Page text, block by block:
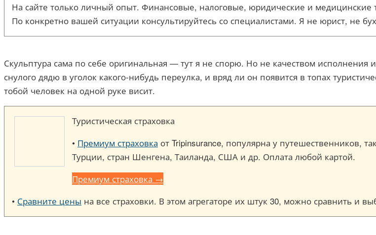
На сайте только личный опыт. Финансовые, налоговые, юридические и медицинские
По конкретно вашей ситуации консультируйтесь со специалистами. Я не юрист, не
Скульптура сама по себе оригинальная — тут я не спорю. Но не качеством
снулого дядю в уголок какого-нибудь переулка, и вряд ли он появится в топах
тобой человек на одной руке висит.
Туристическая страховка
• Премиум страховка от Tripinsurance, популярна у путешественников,
Турции, стран Шенгена, Таиланда, США и др. Оплата любой картой.
Премиум страховка →
• Сравните цены на все страховки. В этом агрегаторе их штук 30, можно сравнить